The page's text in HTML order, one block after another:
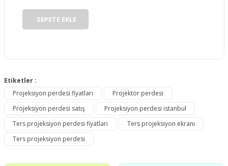
SEPETE EKLE
Etiketler :
Projeksiyon perdesi fiyatları
Projektör perdesi
Projeksiyon perdesi satış
Projeksiyon perdesi istanbul
Ters projeksiyon perdesi fiyatları
Ters projeksiyon ekranı
Ters projeksiyon perdesi